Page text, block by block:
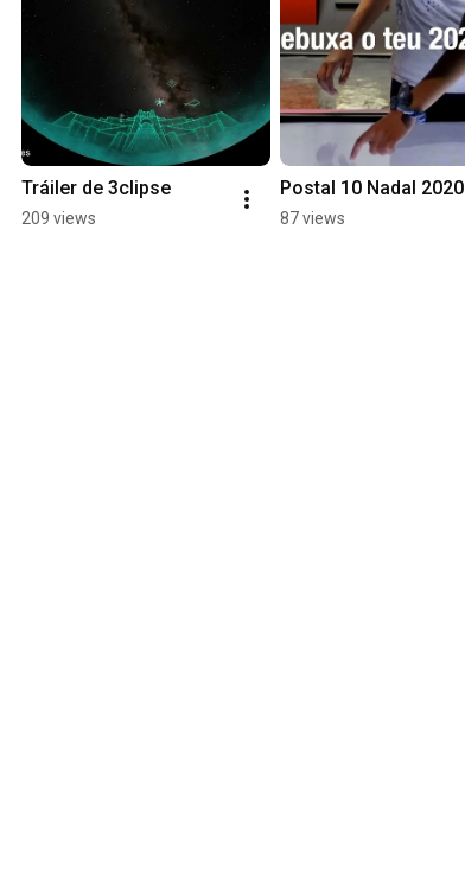
Tráiler de 3clipse
209 views
Postal 10 Nadal 2020
87 views